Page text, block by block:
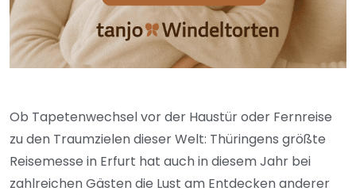
Ob Tapetenwechsel vor der Haustür oder Fernreise
zu den Traumzielen dieser Welt: Thüringens größte
Reisemesse in Erfurt hat auch in diesem Jahr bei
zahlreichen Gästen die Lust am Entdecken anderer